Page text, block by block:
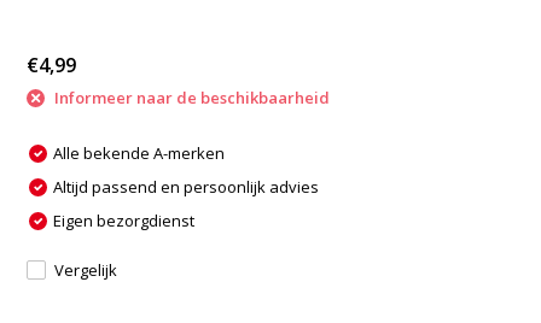
€4,99
Informeer naar de beschikbaarheid
Alle bekende A-merken
Altijd passend en persoonlijk advies
Eigen bezorgdienst
Vergelijk